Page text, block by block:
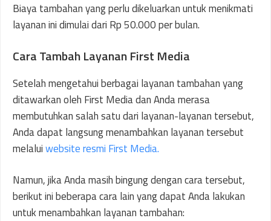
Biaya tambahan yang perlu dikeluarkan untuk menikmati
layanan ini dimulai dari Rp 50.000 per bulan.
Cara Tambah Layanan First Media
Setelah mengetahui berbagai layanan tambahan yang
ditawarkan oleh First Media dan Anda merasa
membutuhkan salah satu dari layanan-layanan tersebut,
Anda dapat langsung menambahkan layanan tersebut
melaluiwebsite resmi First Media.
Namun, jika Anda masih bingung dengan cara tersebut,
berikut ini beberapa cara lain yang dapat Anda lakukan
untuk menambahkan layanan tambahan: